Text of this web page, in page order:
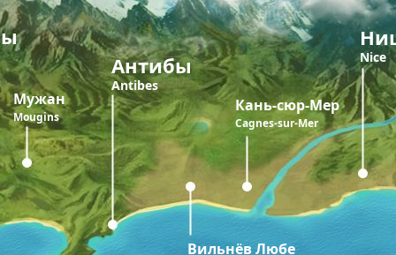
Мужан
Mougins
Антибы
Antibes
Вильнёв Любе
Кань-сюр-Мер
Cagnes-sur-Mer
Nice